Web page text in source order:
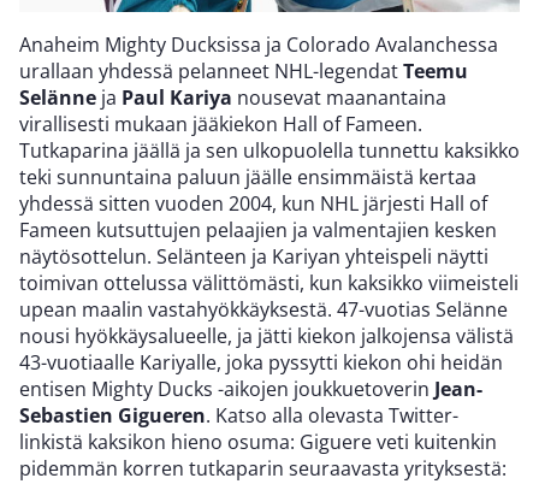
Anaheim Mighty Ducksissa ja Colorado Avalanchessa
urallaan yhdessä pelanneet NHL-legendatTeemu
Selänne ja Paul Kariya nousevat maanantaina
virallisesti mukaan jääkiekon Hall of Fameen.
Tutkaparina jäällä ja sen ulkopuolella tunnettu kaksikko
teki sunnuntaina paluun jäälle ensimmäistä kertaa
yhdessä sitten vuoden 2004, kun NHL järjesti Hall of
Fameen kutsuttujen pelaajien ja valmentajien kesken
näytösottelun. Selänteen ja Kariyan yhteispeli näytti
toimivan ottelussa välittömästi, kun kaksikko viimeisteli
upean maalin vastahyökkäyksestä. 47-vuotias Selänne
nousi hyökkäysalueelle, ja jätti kiekon jalkojensa välistä
43-vuotiaalle Kariyalle, joka pyssytti kiekon ohi heidän
entisen Mighty Ducks -aikojen joukkuetoverin Jean-
Sebastien Gigueren. Katso alla olevasta Twitter-
linkistä kaksikon hieno osuma: Giguere veti kuitenkin
pidemmän korren tutkaparin seuraavasta yrityksestä: